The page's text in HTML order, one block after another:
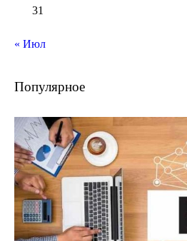
31
« Июл
Популярное